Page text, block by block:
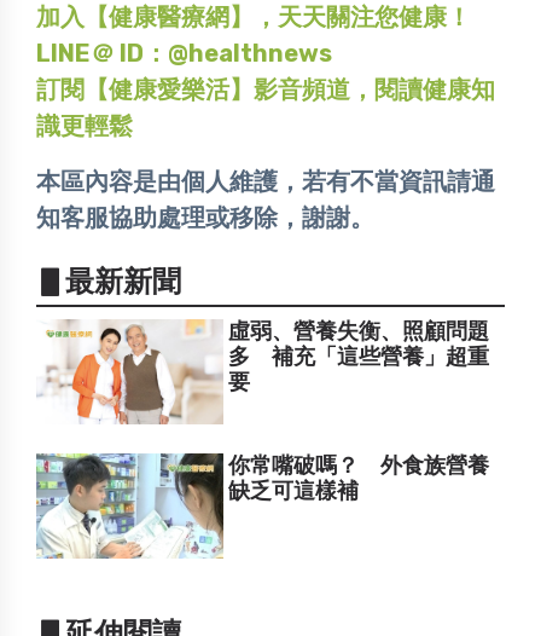
加入【健康醫療網】，天天關注您健康！
LINE＠ ID：@healthnews
訂閱【健康愛樂活】影音頻道，閱讀健康知
識更輕鬆
本區內容是由個人維護，若有不當資訊請通
知客服協助處理或移除，謝謝。
▋最新新聞
虛弱、營養失衡、照顧問題
多 補充「這些營養」超重
要
你常嘴破嗎？ 外食族營養
缺乏可這樣補